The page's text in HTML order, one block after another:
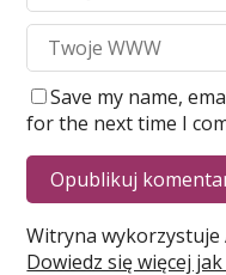
Save my name,
for the next time I
Witryna wykorzystuje
Dowiedz się więcej